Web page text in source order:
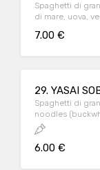
Spaghetti di
di mare, uova,
7.00 €
29. YASAI
Spaghetti di
noodles
6.00 €